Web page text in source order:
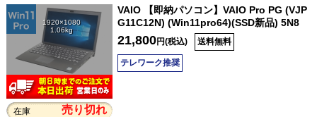
1920×1080
1.06kg
在庫 売り切れ
VAIO 【即納パソコン】VAIO Pro PG (VJP
G11C12N) (Win11pro64)(SSD新品) 5N8
21,800円(税込) 送料無料
テレワーク推奨